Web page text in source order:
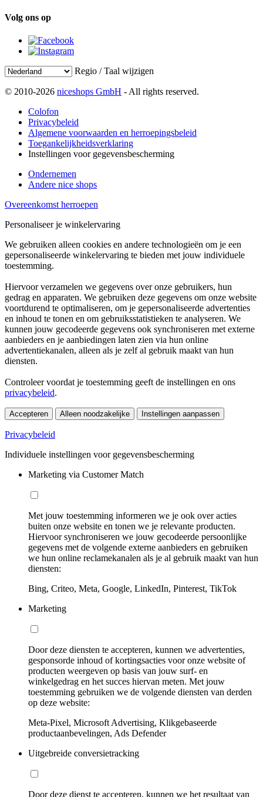
Volg ons op
Regio / Taal wijzigen
© 2010-2026 niceshops GmbH - All rights reserved.
Colofon
Privacybeleid
Algemene voorwaarden en herroepingsbeleid
Toegankelijkheidsverklaring
Instellingen voor gegevensbescherming
Ondernemen
Andere nice shops
Overeenkomst herroepen
Personaliseer je winkelervaring
We gebruiken alleen cookies en andere technologieën om je een
gepersonaliseerde winkelervaring te bieden met jouw individuele
toestemming.
Hiervoor verzamelen we gegevens over onze gebruikers, hun
gedrag en apparaten. We gebruiken deze gegevens om onze website
voortdurend te optimaliseren, om je gepersonaliseerde advertenties
en inhoud te tonen en om gebruiksstatistieken te analyseren. We
kunnen jouw gecodeerde gegevens ook synchroniseren met externe
aanbieders en je aanbiedingen laten zien via hun online
advertentiekanalen, alleen als je zelf al gebruik maakt van hun
diensten.
Controleer voordat je toestemming geeft de instellingen en ons
privacybeleid.
Accepteren Alleen noodzakelijke Instellingen aanpassen
Privacybeleid
Individuele instellingen voor gegevensbescherming
Marketing via Customer Match
Met jouw toestemming informeren we je ook over acties
buiten onze website en tonen we je relevante producten.
Hiervoor synchroniseren we jouw gecodeerde persoonlijke
gegevens met de volgende externe aanbieders en gebruiken
we hun online reclamekanalen als je al gebruik maakt van hun
diensten:
Bing, Criteo, Meta, Google, LinkedIn, Pinterest, TikTok
Marketing
Door deze diensten te accepteren, kunnen we advertenties,
gesponsorde inhoud of kortingsacties voor onze website of
producten weergeven op basis van jouw surf- en
winkelgedrag en het succes hiervan meten. Met jouw
toestemming gebruiken we de volgende diensten van derden
op deze website:
Meta-Pixel, Microsoft Advertising, Klikgebaseerde
productaanbevelingen, Ads Defender
Uitgebreide conversietracking
Door deze dienst te accepteren, kunnen we het resultaat van